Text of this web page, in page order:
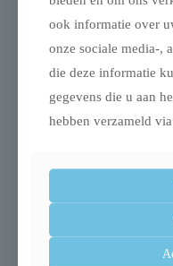
Uitverkocht
Trixie dog
speelgoed
rood assorti
ook informatie over
onze sociale media-,
die deze informatie
gegevens die u aan
hebben verzameld